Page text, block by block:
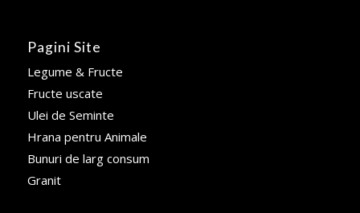
Pagini Site
Legume & Fructe
Fructe uscate
Ulei de Seminte
Hrana pentru Animale
Bunuri de larg consum
Granit